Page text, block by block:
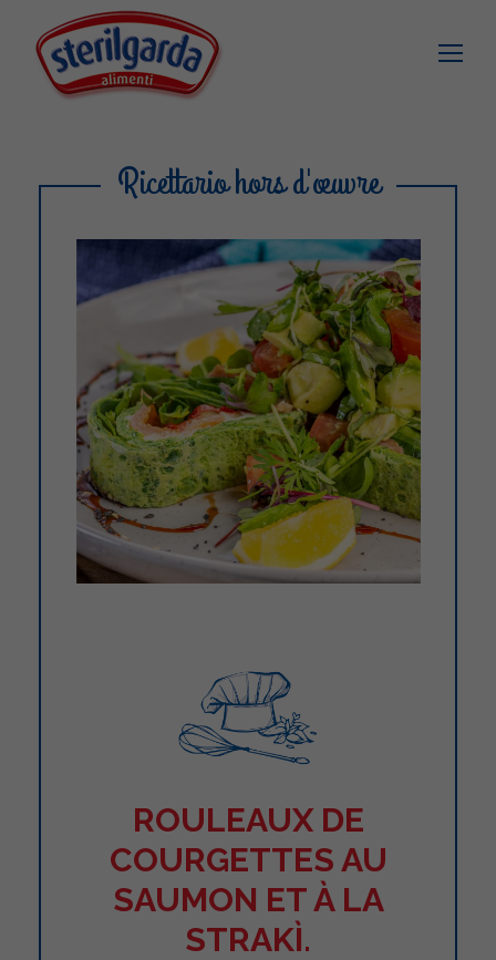
Ricettario hors d'œuvre
ROULEAUX DE
COURGETTES AU
SAUMON ET À LA
STRAKÌ.